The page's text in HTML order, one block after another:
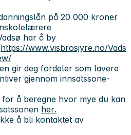
på 20 000 kroner
har å by
https://www.visbrosjyre.no/Vads
gir deg fordeler som lavere
gjennom innsatssone-
for å beregne hvor mye du kan
her.
å bli kontaktet av